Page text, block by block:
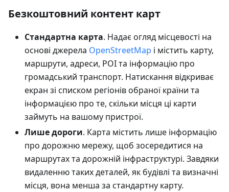
Безкоштовний контент карт
Стандартна карта. Надає огляд місцевості на
основі джерела OpenStreetMap і містить карту,
маршрути, адреси, POI та інформацію про
громадський транспорт. Натискання відкриває
екран зі списком регіонів обраної країни та
інформацією про те, скільки місця ці карти
займуть на вашому пристрої.
Лише дороги. Карта містить лише інформацію
про дорожню мережу, щоб зосередитися на
маршрутах та дорожній інфраструктурі. Завдяки
видаленню таких деталей, як будівлі та визначні
місця, вона менша за стандартну карту.